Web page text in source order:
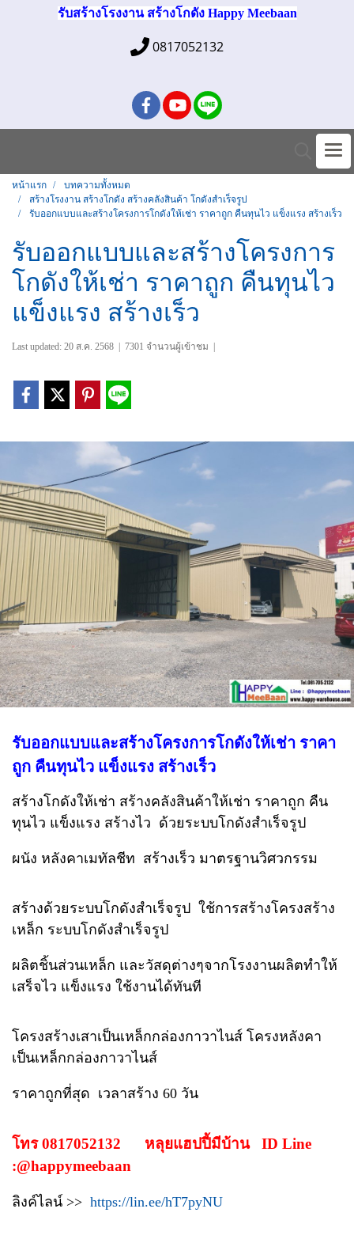
รับสร้างโรงงาน สร้างโกดัง Happy Meebaan
0817052132
หน้าแรก
บทความทั้งหมด
สร้างโรงงาน สร้างโกดัง สร้างคลังสินค้า โกดังสำเร็จรูป
รับออกแบบและสร้างโครงการโกดังให้เช่า ราคาถูก คืนทุนไว แข็งแรง สร้างเร็ว
รับออกแบบและสร้างโครงการ
โกดังให้เช่า ราคาถูก คืนทุนไว
แข็งแรง สร้างเร็ว
Last updated: 20 ส.ค. 2568 7301 จำนวนผู้เข้าชม
รับออกแบบและสร้างโครงการโกดังให้เช่า ราคา
ถูก คืนทุนไว แข็งแรง สร้างเร็ว
สร้างโกดังให้เช่า สร้างคลังสินค้าให้เช่า ราคาถูก คืน
ทุนไว แข็งแรง สร้างไว ด้วยระบบโกดังสำเร็จรูป
ผนัง หลังคาเมทัลชีท สร้างเร็ว มาตรฐานวิศวกรรม
สร้างด้วยระบบโกดังสำเร็จรูป ใช้การสร้างโครงสร้าง
เหล็ก ระบบโกดังสำเร็จรูป
ผลิตชิ้นส่วนเหล็ก และวัสดุต่างๆจากโรงงานผลิตทำให้
เสร็จไว แข็งแรง ใช้งานได้ทันที
โครงสร้างเสาเป็นเหล็กกล่องกาวาไนส์ โครงหลังคา
เป็นเหล็กกล่องกาวาไนส์
ราคาถูกที่สุด เวลาสร้าง 60 วัน
โทร 0817052132 หลุยแฮปปี้มีบ้าน ID Line
:@happymeebaan
ลิงค์ไลน์ >> https://lin.ee/hT7pyNU